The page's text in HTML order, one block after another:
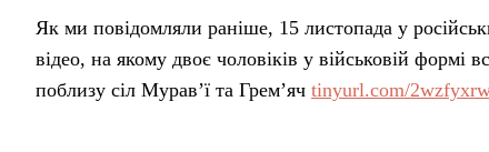
Як ми повідомляли раніше, 15 листопада у
відео, на якому двоє чоловіків у військовій формі
поблизу сіл Мурав’ї та Грем’яч tinyurl.com/